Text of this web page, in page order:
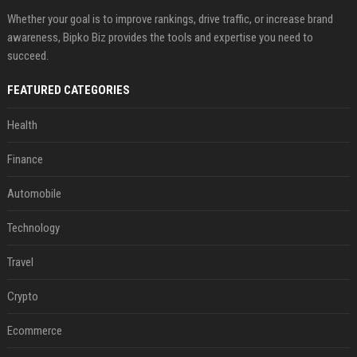
Whether your goal is to improve rankings, drive traffic, or increase brand
awareness, Bipko Biz provides the tools and expertise you need to
succeed.
FEATURED CATEGORIES
Health
Finance
Automobile
Technology
Travel
Crypto
Ecommerce